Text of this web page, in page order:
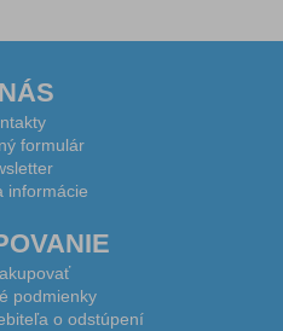
formulár
informácie
podmienky
o odstúpení